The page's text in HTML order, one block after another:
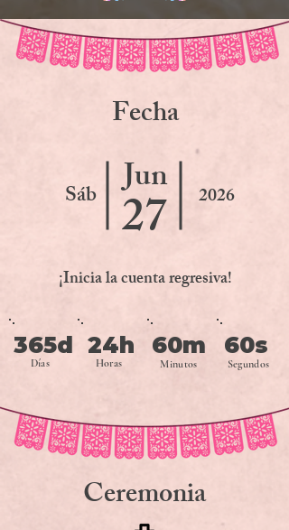
Fecha
2026
27
Jun
Sáb
¡Inicia la cuenta regresiva!
Días Horas Minutos Segundos
365d 24h 60m 60s
Ceremonia